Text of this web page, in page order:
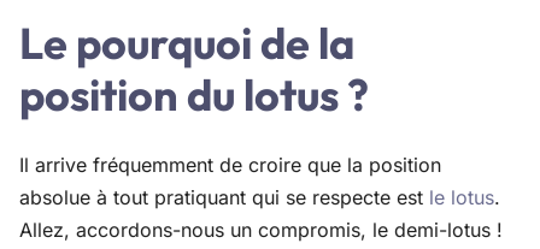
Le pourquoi de la
position du lotus ?
Il arrive fréquemment de croire que la position
absolue à tout pratiquant qui se respecte est le lotus.
Allez, accordons-nous un compromis, le demi-lotus !